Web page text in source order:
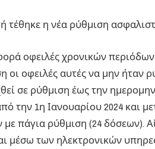
τέθηκε η νέα ρύθμιση
οφειλές χρονικών περιόδων
οι οφειλές αυτές να μην ήταν
σε ρύθμιση έως την
την 1η Ιανουαρίου 2024 και
με πάγια ρύθμιση (24 δόσεων).
μέσω των ηλεκτρονικών